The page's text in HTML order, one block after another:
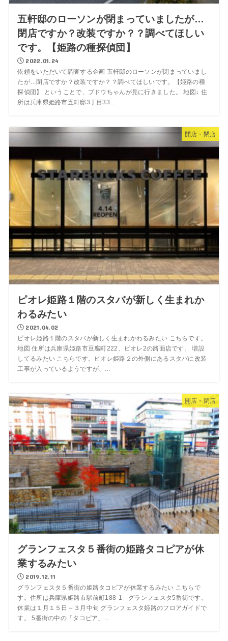
五軒邸のローソンが閉まっていましたが…
閉店ですか？改装ですか？？調べてほしい
です。【姫路の種探偵団】
2022.01.24
依頼をいただいて調査する企画 五軒邸のローソンが閉まっていまし
たが…閉店ですか？改装ですか？？調べてほしいです。【姫路の種
探偵団】 ということで、ブドウちゃんが見に行きました。 地図↓ 住
所は兵庫県姫路市五軒邸3丁目33...
開店・閉店
ピオレ姫路１階のスタバが新しく生まれか
わるみたい
2021.04.02
ピオレ姫路１階のスタバが新しく生まれかわるみたい こちらです。
地図 住所は兵庫県姫路市豆腐町222、ピオレ2の路面店です。 増設
してるみたい こちらです。ピオレ姫路２の外側にあるスタバに改装
工事が入っているようですが、...
開店・閉店
グランフェスタ５番街の姫路タコピアが休
業するみたい
2019.12.11
グランフェスタ５番街の姫路タコピアが休業するみたい こちらで
す。住所は兵庫県姫路市駅前町188-1 グランフェスタ5番街です。
休業は１月１５日～３月中旬 グランフェスタ姫路のフロアガイドで
す。 5番街の中の「タコピア」...